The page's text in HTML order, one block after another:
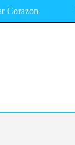
Corazon